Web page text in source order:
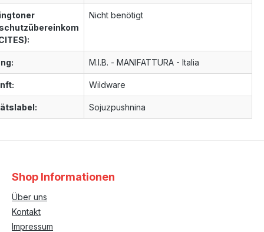
Nicht benötigt
M.I.B. - MANIFATTURA - Italia
Wildware
Sojuzpushnina
Shop Informationen
Über uns
Kontakt
Impressum